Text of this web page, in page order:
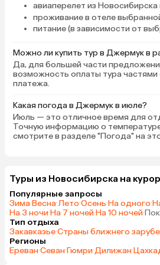
авиаперелет из
проживание в отеле
питание (в зависимости от
Можно ли купить тур в Джермук в
Да, для большей части
возможность оплаты тура частями
платежа.
Какая погода в Джермук в июле?
Июль — это отличное время для
Точную информацию о
смотрите в разделе "Погода" на
Туры из Новосибирска на
Популярные запросы
Зима·Весна·Лето·Осень·На одного·
На 3 ночи·На 7 ночей·На 10 ночей·
Тип отдыха
Закавказье·Страны ближнего
Регионы
Ереван·Севан·Гюмри·Дилижан·